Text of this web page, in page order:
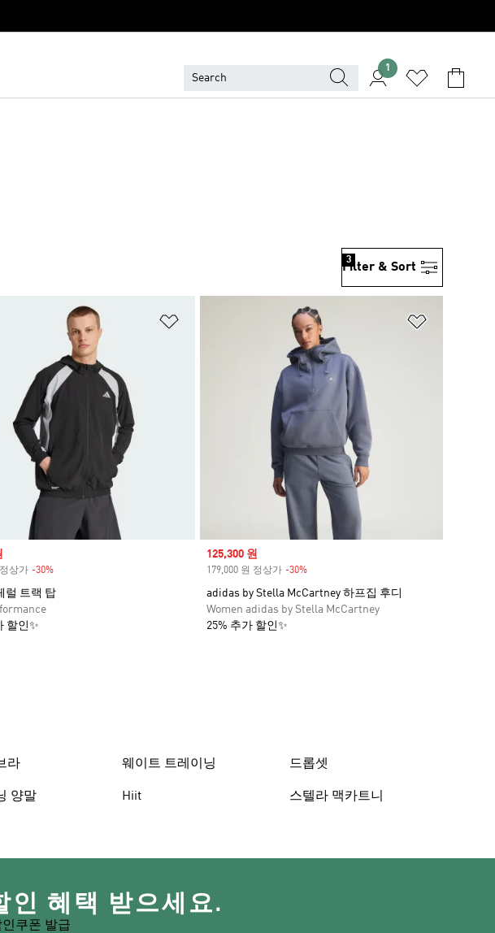
1
Filter & Sort
3
상가 -30%
럴 트랙 탑
할인✨
Sale price
125,300 원
179,000 원 정상가 -30%Discount
adidas by Stella McCartney 하프집 후디
Women adidas by Stella McCartney
25% 추가 할인✨
라
양말
웨이트 트레이닝
Hiit
드롭셋
스텔라 맥카트니
인 혜택 받으세요.
쿠폰 발급